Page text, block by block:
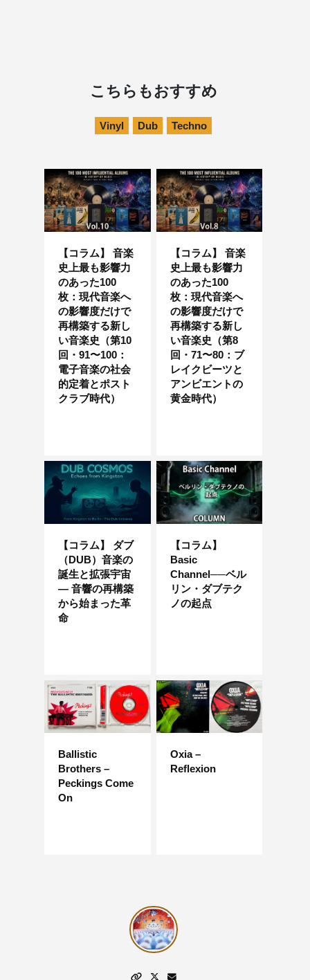
こちらもおすすめ
Vinyl Dub Techno
【コラム】 音楽
史上最も影響力
のあった100
枚：現代音楽へ
の影響度だけで
再構築する新し
い音楽史（第10
回・91〜100：
電子音楽の社会
的定着とポスト
クラブ時代）
【コラム】 音楽
史上最も影響力
のあった100
枚：現代音楽へ
の影響度だけで
再構築する新し
い音楽史（第8
回・71〜80：ブ
レイクビーツと
アンビエントの
黄金時代）
【コラム】 ダブ
（DUB）音楽の
誕生と拡張宇宙
― 音響の再構築
から始まった革
命
【コラム】
Basic
Channel──ベル
リン・ダブテク
ノの起点
Ballistic
Brothers –
Peckings Come
On
Oxia –
Reflexion